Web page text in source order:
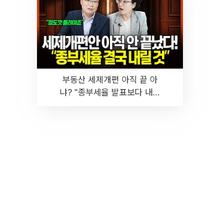
부동산 세제개편 아직 끝 아
냐? "종부세율 발표보다 내릴